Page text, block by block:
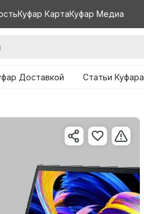
Куфар КартаКуфар Медиа
Доставкой Статьи Куфара